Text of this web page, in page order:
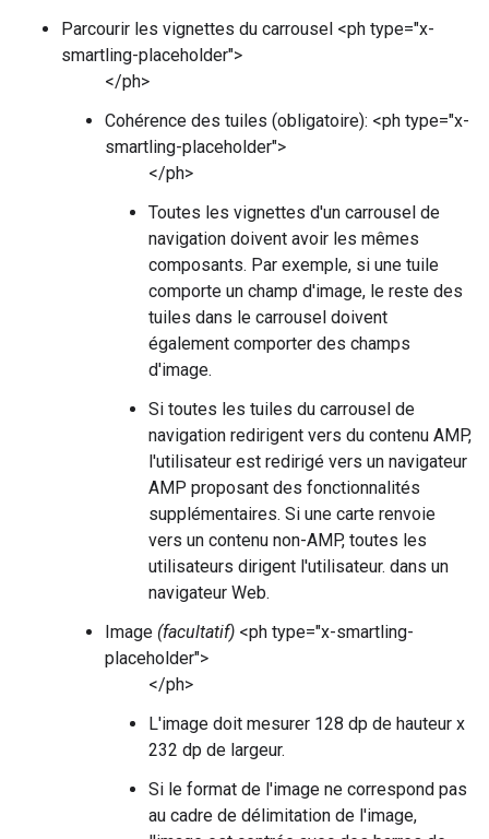
Parcourir les vignettes du carrousel <ph type="x-
smartling-placeholder">
</ph>
Cohérence des tuiles (obligatoire): <ph type="x-
smartling-placeholder">
</ph>
Toutes les vignettes d'un carrousel de
navigation doivent avoir les mêmes
composants. Par exemple, si une tuile
comporte un champ d'image, le reste des
tuiles dans le carrousel doivent
également comporter des champs
d'image.
Si toutes les tuiles du carrousel de
navigation redirigent vers du contenu AMP,
l'utilisateur est redirigé vers un navigateur
AMP proposant des fonctionnalités
supplémentaires. Si une carte renvoie
vers un contenu non-AMP, toutes les
utilisateurs dirigent l'utilisateur. dans un
navigateur Web.
Image (facultatif) <ph type="x-smartling-
placeholder">
</ph>
L'image doit mesurer 128 dp de hauteur x
232 dp de largeur.
Si le format de l'image ne correspond pas
au cadre de délimitation de l'image,